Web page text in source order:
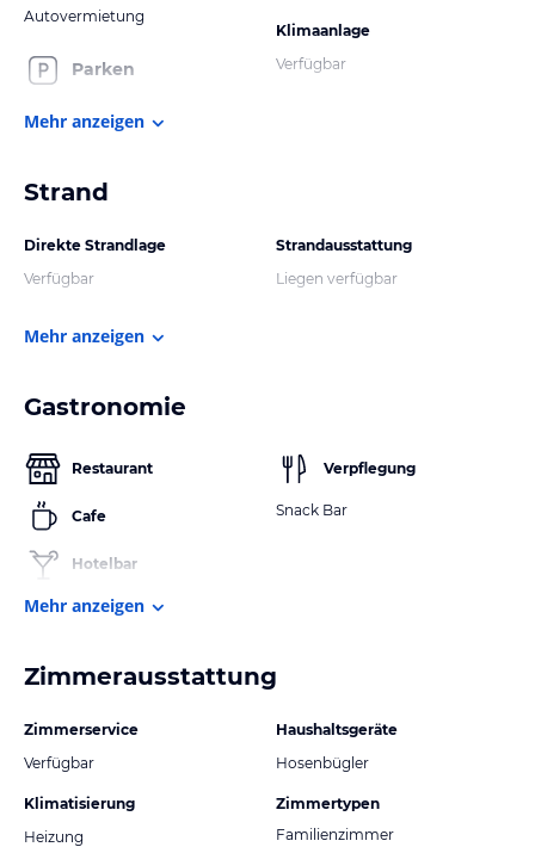
Autovermietung
Parken
Klimaanlage
Verfügbar
Mehr anzeigen
Strand
Direkte Strandlage
Verfügbar
Strandausstattung
Liegen verfügbar
Mehr anzeigen
Gastronomie
Restaurant
Cafe
Hotelbar
Verpflegung
Snack Bar
Mehr anzeigen
Zimmerausstattung
Zimmerservice
Verfügbar
Klimatisierung
Heizung
Haushaltsgeräte
Hosenbügler
Zimmertypen
Familienzimmer